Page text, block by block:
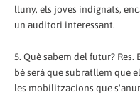
lluny, els joves indignats,
un auditori interessant.
5. Què sabem del futur?
bé serà que subratllem que
les mobilitzacions que